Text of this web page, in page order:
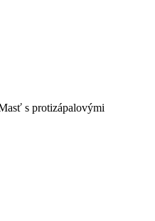
s protizápalovými